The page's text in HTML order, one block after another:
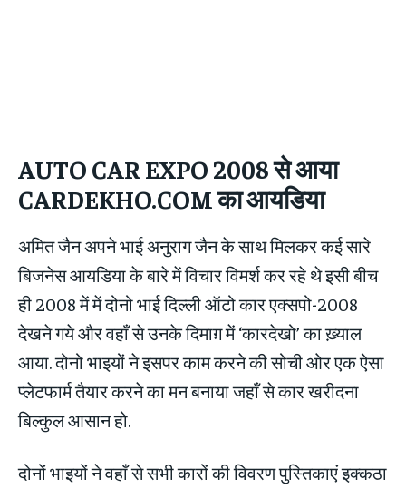
AUTO CAR EXPO 2008से आया
CARDEKHO.COMका आयडिया
अमित जैन अपने भाई अनुराग जैन के साथ मिलकर कई सारे
बिजनेस आयडिया के बारे में विचार विमर्श कर रहे थे इसी बीच
ही 2008 में में दोनो भाई दिल्ली ऑटो कार एक्सपो-2008
देखने गये और वहाँ से उनके दिमाग़ में ‘कारदेखो’ का ख़्याल
आया. दोनो भाइयों ने इसपर काम करने की सोची ओर एक ऐसा
प्लेटफार्म तैयार करने का मन बनाया जहाँ से कार खरीदना
बिल्कुल आसान हो.
दोनों भाइयों ने वहाँ से सभी कारों की विवरण पुस्तिकाएं इक्कठा